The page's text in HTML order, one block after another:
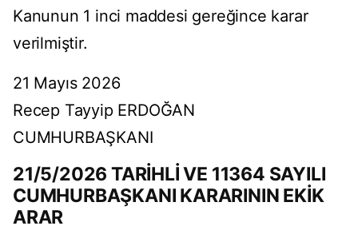
Kanunun 1 inci maddesi gereğince karar
verilmiştir.
21 Mayıs 2026
Recep Tayyip ERDOĞAN
CUMHURBAŞKANI
21/5/2026 TARİHLİ VE 11364 SAYILI
CUMHURBAŞKANI KARARININ EKİK
ARAR